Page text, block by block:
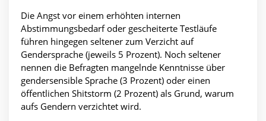
Die Angst vor einem erhöhten internen
Abstimmungsbedarf oder gescheiterte Testläufe
führen hingegen seltener zum Verzicht auf
Gendersprache (jeweils 5 Prozent). Noch seltener
nennen die Befragten mangelnde Kenntnisse über
gendersensible Sprache (3 Prozent) oder einen
öffentlichen Shitstorm (2 Prozent) als Grund, warum
aufs Gendern verzichtet wird.